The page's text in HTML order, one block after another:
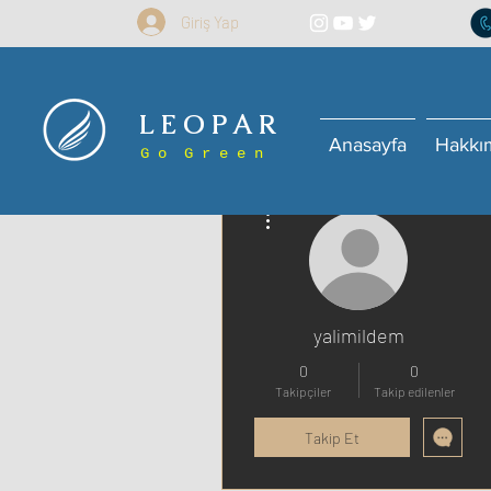
Giriş Yap
L E O P A R
G o G r e e n Anasayfa
yalimildem
0
Takipçiler
0
Takip edilenler
Takip Et